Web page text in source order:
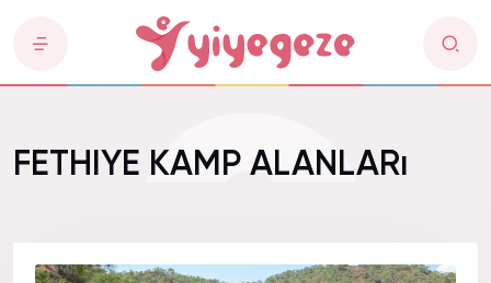
FETHIYE KAMP ALANLARı